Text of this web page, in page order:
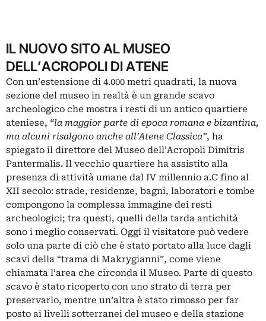
IL NUOVO SITO AL MUSEO
DELL’ACROPOLI DI ATENE
Con un’estensione di 4.000 metri quadrati, la nuova
sezione del museo in realtà è un grande scavo
archeologico che mostra i resti di un antico quartiere
ateniese, “la maggior parte di epoca romana e bizantina,
ma alcuni risalgono anche all’Atene Classica”, ha
spiegato il direttore del Museo dell’Acropoli Dimitris
Pantermalis. Il vecchio quartiere ha assistito alla
presenza di attività umane dal IV millennio a.C fino al
XII secolo: strade, residenze, bagni, laboratori e tombe
compongono la complessa immagine dei resti
archeologici; tra questi, quelli della tarda antichità
sono i meglio conservati. Oggi il visitatore può vedere
solo una parte di ciò che è stato portato alla luce dagli
scavi della “trama di Makrygianni”, come viene
chiamata l’area che circonda il Museo. Parte di questo
scavo è stato ricoperto con uno strato di terra per
preservarlo, mentre un’altra è stato rimosso per far
posto ai livelli sotterranei del museo e della stazione